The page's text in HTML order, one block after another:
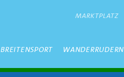
METANAVIGATION
MARKTPLATZ
BREITENSPORT WANDERRUDERN